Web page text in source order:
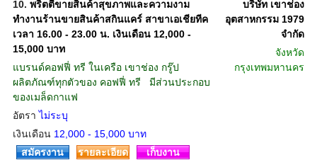
10. พริตตี้ขายสินค้าสุขภาพและความงาม
ทำงานร้านขายสินค้าสกินแคร์ สาขาเอเชียทีค
เวลา 16.00 - 23.00 น. เงินเดือน 12,000 -
15,000 บาท
แบรนด์คอฟฟี่ ทรี ในเครือ เขาช่อง กรู๊ป
ผลิตภัณฑ์ทุกตัวของ คอฟฟี่ ทรี มีส่วนประกอบ
ของเมล็ดกาแฟ
อัตราไม่ระบุ
เงินเดือน 12,000 - 15,000 บาท
บริษัท เขาช่อง
อุตสาหกรรม 1979
จำกัด
จังหวัด
กรุงเทพมหานคร
สมัครงาน รายละเอียด เก็บงาน